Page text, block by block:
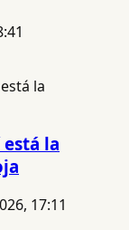
la
17:11